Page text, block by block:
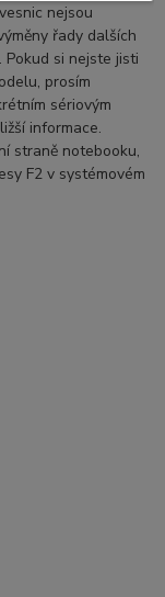
nejsou
řady dalších
si nejste jisti
prosím
sériovým
informace.
straně notebooku,
F2 v systémovém